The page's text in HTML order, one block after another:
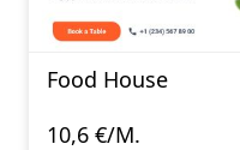
Food House
10,6 €/M.